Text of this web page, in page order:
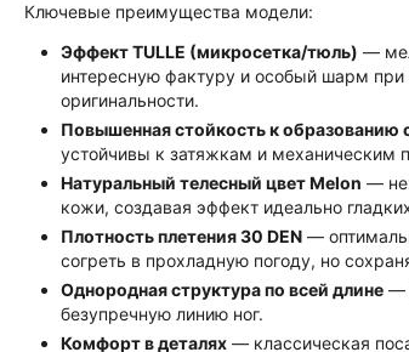
Ключевые преимущества модели:
Эффект TULLE (микросетка/тюль) —
интересную фактуру и особый шарм
оригинальности.
Повышенная стойкость к образованию
устойчивы к затяжкам и механическим
Натуральный телесный цвет Melon —
кожи, создавая эффект идеально
Плотность плетения 30 DEN —
согреть в прохладную погоду, но
Однородная структура по всей длине —
безупречную линию ног.
Комфорт в деталях — классическая